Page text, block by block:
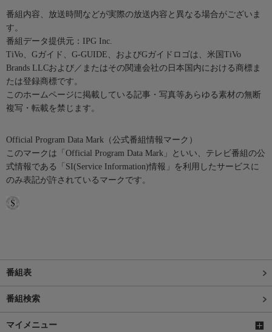
番組内容、放送時間などが実際の放送内容と異なる場合がございま
す。
番組データ提供元：IPG Inc.
TiVo、Gガイド、G-GUIDE、およびGガイドロゴは、米国TiVo
Brands LLCおよび／またはその関連会社の日本国内における商標ま
たは登録商標です。
このホームページに掲載している記事・写真等あらゆる素材の無断
複写・転載を禁じます。
Official Program Data Mark（公式番組情報マーク）
このマークは「Official Program Data Mark」といい、テレビ番組の公
式情報である「SI(Service Information)情報」を利用したサービスに
のみ表記が許されているマークです。
番組表
番組検索
マイメニュー